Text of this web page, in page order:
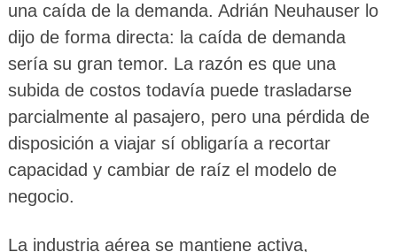
una caída de la demanda. Adrián Neuhauser lo
dijo de forma directa: la caída de demanda
sería su gran temor. La razón es que una
subida de costos todavía puede trasladarse
parcialmente al pasajero, pero una pérdida de
disposición a viajar sí obligaría a recortar
capacidad y cambiar de raíz el modelo de
negocio.
La industria aérea se mantiene activa,